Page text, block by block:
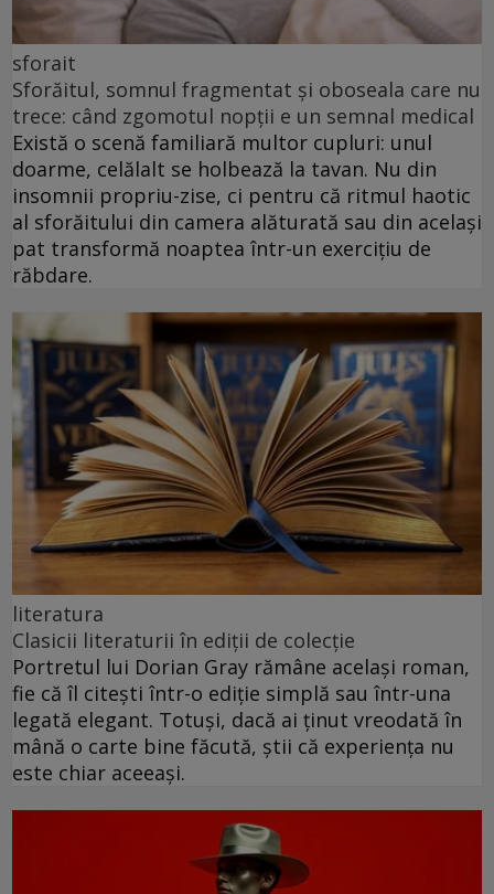
sforait
Sforăitul, somnul fragmentat și oboseala care nu
trece: când zgomotul nopții e un semnal medical
Există o scenă familiară multor cupluri: unul
doarme, celălalt se holbează la tavan. Nu din
insomnii propriu-zise, ci pentru că ritmul haotic
al sforăitului din camera alăturată sau din același
pat transformă noaptea într-un exercițiu de
răbdare.
literatura
Clasicii literaturii în ediții de colecție
Portretul lui Dorian Gray rămâne același roman,
fie că îl citești într-o ediție simplă sau într-una
legată elegant. Totuși, dacă ai ținut vreodată în
mână o carte bine făcută, știi că experiența nu
este chiar aceeași.